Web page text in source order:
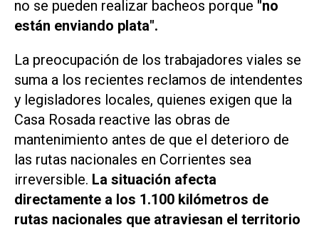
no se pueden realizar bacheos porque "no
están enviando plata".
La preocupación de los trabajadores viales se
suma a los recientes reclamos de intendentes
y legisladores locales, quienes exigen que la
Casa Rosada reactive las obras de
mantenimiento antes de que el deterioro de
las rutas nacionales en Corrientes sea
irreversible. La situación afecta
directamente a los 1.100 kilómetros de
rutas nacionales que atraviesan el territorio